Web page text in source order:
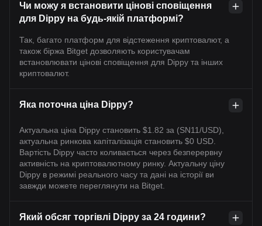
Чи можу я встановити цінові сповіщення
для Dippy на будь-якій платформі?
Так, багато платформ для відстеження криптовалют, а
також біржа Bitget дозволяють користувачам
встановлювати цінові сповіщення для Dippy та інших
криптовалют.
Яка поточна ціна Dippy?
Актуальна ціна Dippy становить $1.82 за (SN11/USD),
актуальна ринкова капіталізація становить $0 USD.
Вартість Dippy часто коливається через безперервну
активність на криптовалютному ринку. Актуальну ціну
Dippy в режимі реального часу та дані на історії ви
завжди можете переглянути на Bitget.
Який обсяг торгівлі Dippy за 24 години?